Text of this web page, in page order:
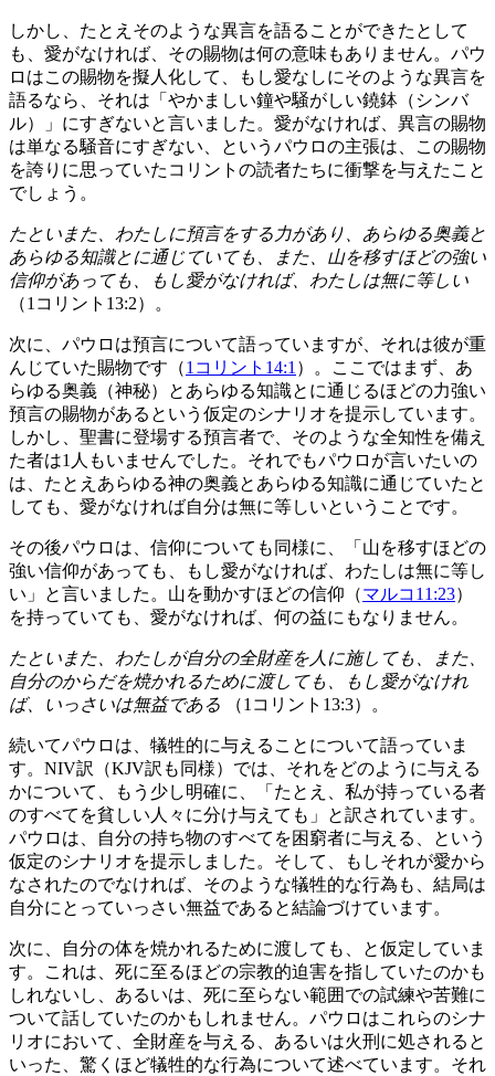
しかし、たとえそのような異言を語ることができたとして
も、愛がなければ、その賜物は何の意味もありません。パウ
ロはこの賜物を擬人化して、もし愛なしにそのような異言を
語るなら、それは「やかましい鐘や騒がしい鐃鉢（シンバ
ル）」にすぎないと言いました。愛がなければ、異言の賜物
は単なる騒音にすぎない、というパウロの主張は、この賜物
を誇りに思っていたコリントの読者たちに衝撃を与えたこと
でしょう。
たといまた、わたしに預言をする力があり、あらゆる奥義と
あらゆる知識とに通じていても、また、山を移すほどの強い
信仰があっても、もし愛がなければ、わたしは無に等しい
（1コリント13:2）。
次に、パウロは預言について語っていますが、それは彼が重
んじていた賜物です（1コリント14:1 ）。ここではまず、あ
らゆる奥義（神秘）とあらゆる知識とに通じるほどの力強い
預言の賜物があるという仮定のシナリオを提示しています。
しかし、聖書に登場する預言者で、そのような全知性を備え
た者は1人もいませんでした。それでもパウロが言いたいの
は、たとえあらゆる神の奥義とあらゆる知識に通じていたと
しても、愛がなければ自分は無に等しいということです。
その後パウロは、信仰についても同様に、「山を移すほどの
強い信仰があっても、もし愛がなければ、わたしは無に等し
い」と言いました。山を動かすほどの信仰（マルコ11:23）
を持っていても、愛がなければ、何の益にもなりません。
たといまた、わたしが自分の全財産を人に施しても、また、
自分のからだを焼かれるために渡しても、もし愛がなけれ
ば、いっさいは無益である （1コリント13:3）。
続いてパウロは、犠牲的に与えることについて語っていま
す。NIV訳（KJV訳も同様）では、それをどのように与える
かについて、もう少し明確に、「たとえ、私が持っている者
のすべてを貧しい人々に分け与えても」と訳されています。
パウロは、自分の持ち物のすべてを困窮者に与える、という
仮定のシナリオを提示しました。そして、もしそれが愛から
なされたのでなければ、そのような犠牲的な行為も、結局は
自分にとっていっさい無益であると結論づけています。
次に、自分の体を焼かれるために渡しても、と仮定していま
す。これは、死に至るほどの宗教的迫害を指していたのかも
しれないし、あるいは、死に至らない範囲での試練や苦難に
ついて話していたのかもしれません。パウロはこれらのシナ
リオにおいて、全財産を与える、あるいは火刑に処されると
いった、驚くほど犠牲的な行為について述べています。それ